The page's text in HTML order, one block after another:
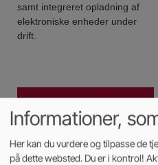
samt integreret opladning af
elektroniske enheder under
drift.
99 88
Download datablad
Informationer,
Her kan du vurdere og tilpasse de
på dette websted. Du er i kontrol!